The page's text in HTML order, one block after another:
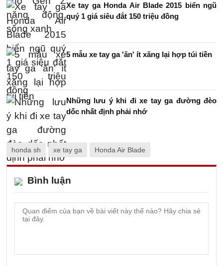
Xe tay ga Honda Air Blade 2015 biển ngũ
quý 1 giá siêu đắt 150 triệu đồng
5 mẫu xe tay ga 'ăn' ít xăng lại hợp túi tiền
Những lưu ý khi đi xe tay ga đường đèo
dốc nhất định phải nhớ
honda sh xe tay ga Honda Air Blade
Bình luận